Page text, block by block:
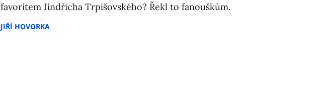
favoritem Jindřicha Trpišovského? Řekl to fanouškům.
JIŘÍ HOVORKA